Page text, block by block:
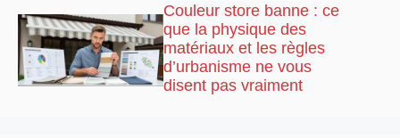
Couleur store banne : ce
que la physique des
matériaux et les règles
d’urbanisme ne vous
disent pas vraiment